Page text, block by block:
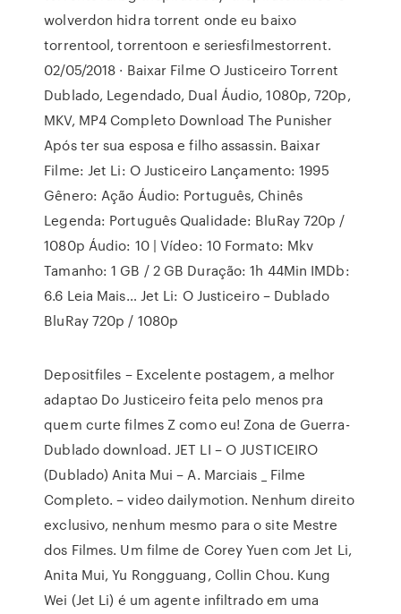
wolverdon hidra torrent onde eu baixo
torrentool, torrentoon e seriesfilmestorrent.
02/05/2018 · Baixar Filme O Justiceiro Torrent
Dublado, Legendado, Dual Áudio, 1080p, 720p,
MKV, MP4 Completo Download The Punisher
Após ter sua esposa e filho assassin. Baixar
Filme: Jet Li: O Justiceiro Lançamento: 1995
Gênero: Ação Áudio: Português, Chinês
Legenda: Português Qualidade: BluRay 720p /
1080p Áudio: 10 | Vídeo: 10 Formato: Mkv
Tamanho: 1 GB / 2 GB Duração: 1h 44Min IMDb:
6.6 Leia Mais… Jet Li: O Justiceiro – Dublado
BluRay 720p / 1080p
Depositfiles – Excelente postagem, a melhor
adaptao Do Justiceiro feita pelo menos pra
quem curte filmes Z como eu! Zona de Guerra-
Dublado download. JET LI – O JUSTICEIRO
(Dublado) Anita Mui – A. Marciais _ Filme
Completo. – video dailymotion. Nenhum direito
exclusivo, nenhum mesmo para o site Mestre
dos Filmes. Um filme de Corey Yuen com Jet Li,
Anita Mui, Yu Rongguang, Collin Chou. Kung
Wei (Jet Li) é um agente infiltrado em uma